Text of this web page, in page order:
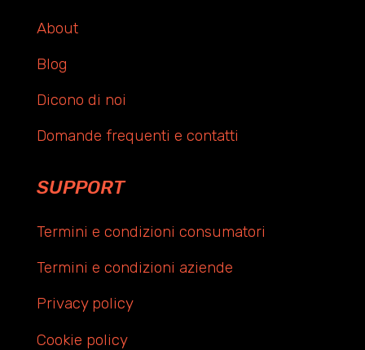
About
Blog
Dicono di noi
Domande frequenti e contatti
SUPPORT
Termini e condizioni consumatori
Termini e condizioni aziende
Privacy policy
Cookie policy